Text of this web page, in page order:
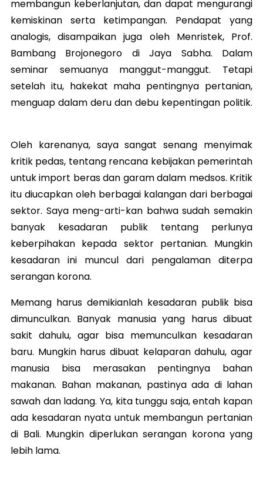
membangun keberlanjutan, dan dapat mengurangi
kemiskinan serta ketimpangan. Pendapat yang
analogis, disampaikan juga oleh Menristek, Prof.
Bambang Brojonegoro di Jaya Sabha. Dalam
seminar semuanya manggut-manggut. Tetapi
setelah itu, hakekat maha pentingnya pertanian,
menguap dalam deru dan debu kepentingan politik.
Oleh karenanya, saya sangat senang menyimak
kritik pedas, tentang rencana kebijakan pemerintah
untuk import beras dan garam dalam medsos. Kritik
itu diucapkan oleh berbagai kalangan dari berbagai
sektor. Saya meng-arti-kan bahwa sudah semakin
banyak kesadaran publik tentang perlunya
keberpihakan kepada sektor pertanian. Mungkin
kesadaran ini muncul dari pengalaman diterpa
serangan korona.
Memang harus demikianlah kesadaran publik bisa
dimunculkan. Banyak manusia yang harus dibuat
sakit dahulu, agar bisa memunculkan kesadaran
baru. Mungkin harus dibuat kelaparan dahulu, agar
manusia bisa merasakan pentingnya bahan
makanan. Bahan makanan, pastinya ada di lahan
sawah dan ladang. Ya, kita tunggu saja, entah kapan
ada kesadaran nyata untuk membangun pertanian
di Bali. Mungkin diperlukan serangan korona yang
lebih lama.